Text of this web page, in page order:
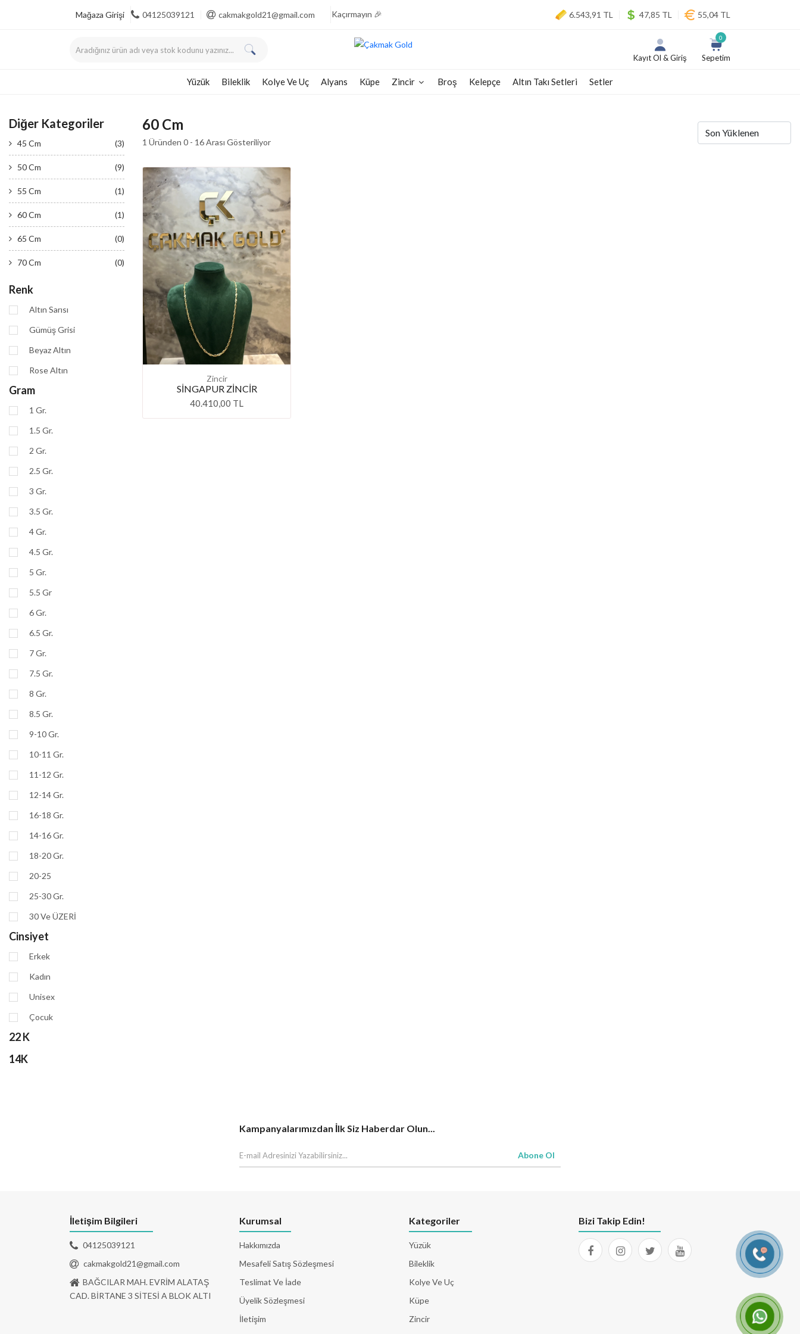
Mağaza Girişi 04125039121 cakmakgold21@gmail.com
Kaçırmayın 🎉
Sizlerle 💎
💠 Pırlantanın Büyülü Parıltısı, Yarı Fiyata Sizi Bekliyor
6.543,91 TL 47,85 TL 55,04 TL
Kayıt Ol & Giriş Sepetim
0
Yüzük Bileklik Kolye Ve Uç Alyans Küpe Zincir Broş Kelepçe Altın Takı Setleri Setler
Diğer Kategoriler
45 Cm (3)
50 Cm (9)
55 Cm (1)
60 Cm (1)
65 Cm (0)
70 Cm (0)
Renk
Altın Sarısı
Gümüş Grisi
Beyaz Altın
Rose Altın
Gram
1 Gr.
1.5 Gr.
2 Gr.
2.5 Gr.
3 Gr.
3.5 Gr.
4 Gr.
4.5 Gr.
5 Gr.
5.5 Gr
6 Gr.
6.5 Gr.
7 Gr.
7.5 Gr.
8 Gr.
8.5 Gr.
9-10 Gr.
10-11 Gr.
11-12 Gr.
12-14 Gr.
16-18 Gr.
14-16 Gr.
18-20 Gr.
20-25
25-30 Gr.
30 Ve ÜZERİ
Cinsiyet
Erkek
Kadın
Unisex
Çocuk
22 K
14K
60 Cm
1 Üründen 0 - 16 Arası Gösteriliyor
Zincir
SİNGAPUR ZİNCİR
40.410,00 TL
Kampanyalarımızdan İlk Siz Haberdar Olun...
Abone Ol
İletişim Bilgileri
04125039121
cakmakgold21@gmail.com
BAĞCILAR MAH. EVRİM ALATAŞ
CAD. BİRTANE 3 SİTESİ A BLOK ALTI
Kurumsal
Hakkımızda
Mesafeli Satış Sözleşmesi
Teslimat Ve İade
Üyelik Sözleşmesi
İletişim
Kategoriler
Yüzük
Bileklik
Kolye Ve Uç
Küpe
Zincir
Bizi Takip Edin!